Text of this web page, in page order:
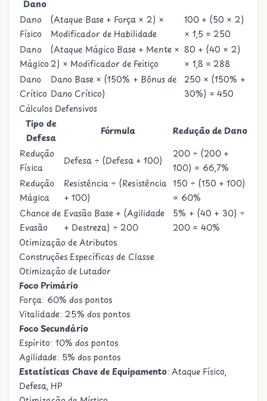
Dano
Dano
Físico
(Ataque Base + Força × 2) ×
Modificador de Habilidade
100 + (50 × 2)
× 1,5 = 250
Dano
Mágico
(Ataque Mágico Base + Mente ×
2) × Modificador de Feitiço
80 + (40 × 2)
× 1,8 = 288
Dano
Crítico
Dano Base × (150% + Bônus de
Dano Crítico)
250 × (150% +
30%) = 450
Cálculos Defensivos
Tipo de
Defesa
Fórmula
Redução de Dano
Redução
Física
Defesa ÷ (Defesa + 100)
200 ÷ (200 +
100) = 66,7%
Redução
Mágica
Resistência ÷ (Resistência
+ 100)
150 ÷ (150 + 100)
= 60%
Chance de
Evasão
Evasão Base + (Agilidade
+ Destreza) ÷ 200
5% + (40 + 30) ÷
200 = 40%
Otimização de Atributos
Construções Específicas de Classe
Otimização de Lutador
Foco Primário
Força: 60% dos pontos
Vitalidade: 25% dos pontos
Foco Secundário
Espírito: 10% dos pontos
Agilidade: 5% dos pontos
Estatísticas Chave de Equipamento: Ataque Físico,
Defesa, HP